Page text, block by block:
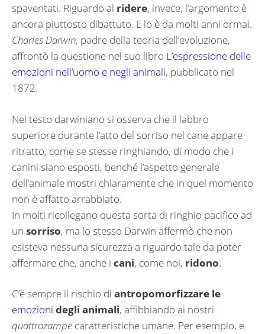
spaventati. Riguardo al ridere, invece, l’argomento è
ancora piuttosto dibattuto. E lo è da molti anni ormai.
Charles Darwin, padre della teoria dell’evoluzione,
affrontò la questione nel suo libro L’espressione delle
emozioni nell’uomo e negli animali, pubblicato nel
1872.
Nel testo darwiniano si osserva che il labbro
superiore durante l’atto del sorriso nel cane appare
ritratto, come se stesse ringhiando, di modo che i
canini siano esposti, benché l’aspetto generale
dell’animale mostri chiaramente che in quel momento
non è affatto arrabbiato.
In molti ricollegano questa sorta di ringhio pacifico ad
un sorriso, ma lo stesso Darwin affermò che non
esisteva nessuna sicurezza a riguardo tale da poter
affermare che, anche i cani, come noi, ridono.
C’è sempre il rischio di antropomorfizzare le
emozioni degli animali, affibbiando ai nostri
quattrozampe caratteristiche umane. Per esempio, e